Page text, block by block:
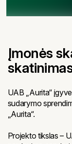
Įmonės
UAB „Aurita“
sudarymo
„Aurita“.
Projekto tikslas –